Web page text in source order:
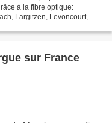
à la fibre optique:
Largitzen, Levoncourt,
sur France